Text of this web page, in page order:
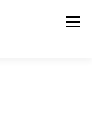
Menu